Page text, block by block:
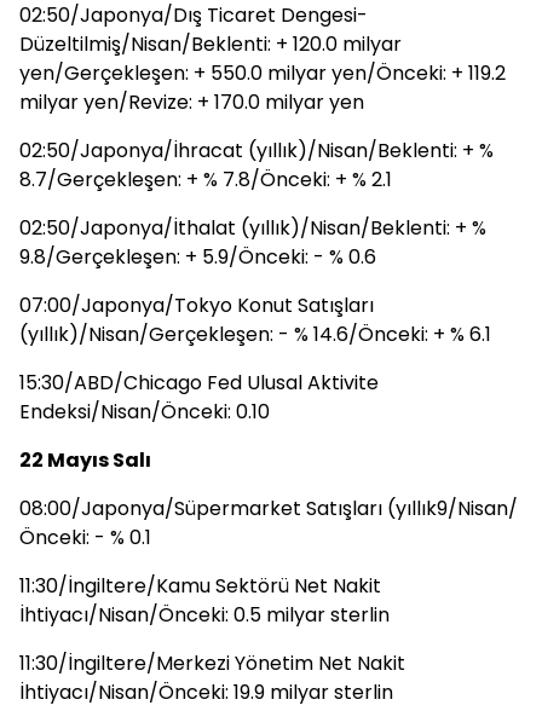
02:50/Japonya/Dış Ticaret Dengesi-
Düzeltilmiş/Nisan/Beklenti: + 120.0 milyar
yen/Gerçekleşen: + 550.0 milyar yen/Önceki: + 119.2
milyar yen/Revize: + 170.0 milyar yen
02:50/Japonya/İhracat (yıllık)/Nisan/Beklenti: + %
8.7/Gerçekleşen: + % 7.8/Önceki: + % 2.1
02:50/Japonya/İthalat (yıllık)/Nisan/Beklenti: + %
9.8/Gerçekleşen: + 5.9/Önceki: - % 0.6
07:00/Japonya/Tokyo Konut Satışları
(yıllık)/Nisan/Gerçekleşen: - % 14.6/Önceki: + % 6.1
15:30/ABD/Chicago Fed Ulusal Aktivite
Endeksi/Nisan/Önceki: 0.10
22 Mayıs Salı
08:00/Japonya/Süpermarket Satışları (yıllık9/Nisan/
Önceki: - % 0.1
11:30/İngiltere/Kamu Sektörü Net Nakit
İhtiyacı/Nisan/Önceki: 0.5 milyar sterlin
11:30/İngiltere/Merkezi Yönetim Net Nakit
İhtiyacı/Nisan/Önceki: 19.9 milyar sterlin